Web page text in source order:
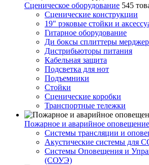
Сценическое оборудование 545
Сценические конструкции
19" рэковые стойки и
Гитарное оборудование
Ди боксы сплиттеры
Дистрибьюторы питания
Кабельная защита
Подсветка для нот
Подъемники
Стойки
Сценические коробки
Транспортные тележки
Пожарное и аварийное
Cистемы трансляции и
Акустические системы для
Системы Оповещения и
(СОУЭ)